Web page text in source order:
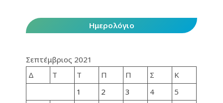
Ημερολόγιο
Σεπτέμβριος 2021
Δ
Τ Τ Π Π Σ
Κ
1
2 3 4
5